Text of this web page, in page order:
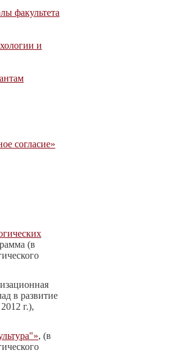
факультета
и
согласие»
(в
в развитие
г.),
, (в